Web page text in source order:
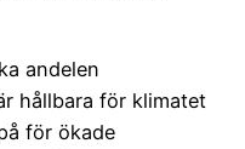
andelen
hållbara för klimatet
för ökade